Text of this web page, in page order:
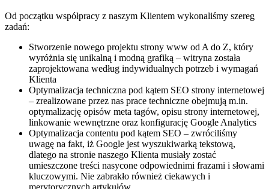
Od początku współpracy z naszym Klientem wykonaliśmy szereg
zadań:
Stworzenie nowego projektu strony www od A do Z, który
wyróżnia się unikalną i modną grafiką – witryna została
zaprojektowana według indywidualnych potrzeb i wymagań
Klienta
Optymalizacja techniczna pod kątem SEO strony internetowej
– zrealizowane przez nas prace techniczne obejmują m.in.
optymalizację opisów meta tagów, opisu strony internetowej,
linkowanie wewnętrzne oraz konfigurację Google Analytics
Optymalizacja contentu pod kątem SEO – zwróciliśmy
uwagę na fakt, iż Google jest wyszukiwarką tekstową,
dlatego na stronie naszego Klienta musiały zostać
umieszczone treści nasycone odpowiednimi frazami i słowami
kluczowymi. Nie zabrakło również ciekawych i
merytorycznych artykułów